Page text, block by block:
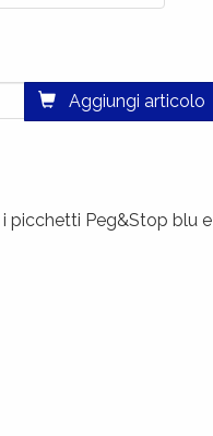
Aggiungi articolo
picchetti Peg&Stop blu e